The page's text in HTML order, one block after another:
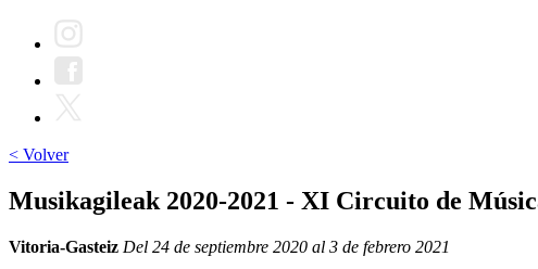
< Volver
Musikagileak 2020-2021 - XI Circuito de
Vitoria-Gasteiz Del 24 de septiembre 2020 al 3 de febrero 2021